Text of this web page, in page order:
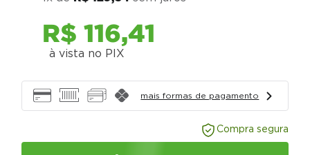
R$ 116,41
à vista no PIX
mais formas de pagamento
Compra segura